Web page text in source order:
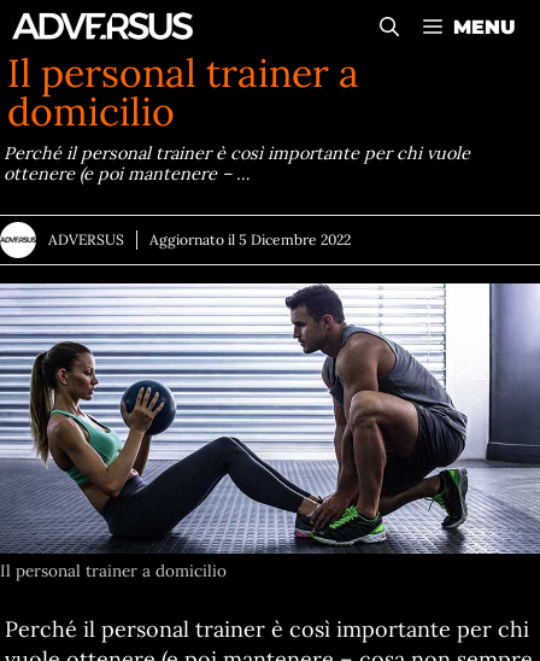
Vai
al
contenuto
MENU
Il personal trainer a
domicilio
Perché il personal trainer è così importante per chi vuole
ottenere (e poi mantenere – …
ADVERSUS Aggiornato il 5 Dicembre 2022
Il personal trainer a domicilio
Perché il personal trainer è così importante per chi